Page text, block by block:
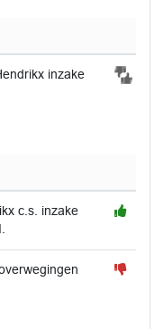
inzake
c.s. inzake